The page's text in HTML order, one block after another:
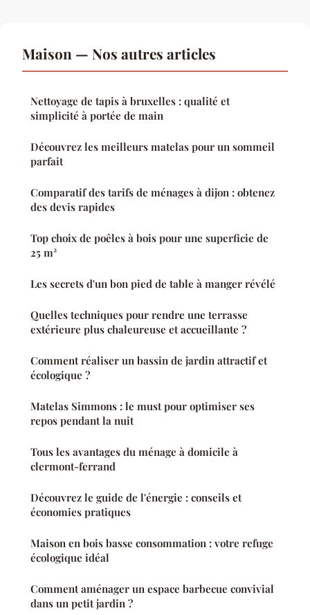
Maison — Nos autres articles
Nettoyage de tapis à bruxelles : qualité et
simplicité à portée de main
Découvrez les meilleurs matelas pour un sommeil
parfait
Comparatif des tarifs de ménages à dijon : obtenez
des devis rapides
Top choix de poêles à bois pour une superficie de
25 m²
Les secrets d'un bon pied de table à manger révélé
Quelles techniques pour rendre une terrasse
extérieure plus chaleureuse et accueillante ?
Comment réaliser un bassin de jardin attractif et
écologique ?
Matelas Simmons : le must pour optimiser ses
repos pendant la nuit
Tous les avantages du ménage à domicile à
clermont-ferrand
Découvrez le guide de l'énergie : conseils et
économies pratiques
Maison en bois basse consommation : votre refuge
écologique idéal
Comment aménager un espace barbecue convivial
dans un petit jardin ?